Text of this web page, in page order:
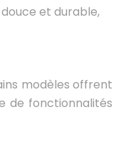
et durable,
modèles offrent
de fonctionnalités